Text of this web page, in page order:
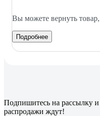
Вы можете вернуть
Подробнее
Подпишитесь на рассылку и
распродажи ждут!